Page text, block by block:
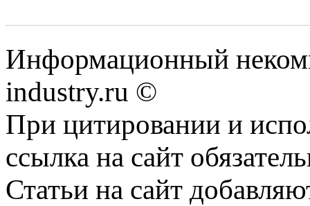
Информационный
industry.ru ©
При цитировании и
ссылка на сайт
Статьи на сайт